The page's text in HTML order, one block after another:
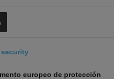
europeo de protección